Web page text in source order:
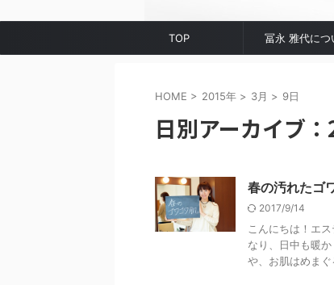
TOP 冨永 雅代につ
HOME > 2015年 > 3月 > 9日
日別アーカイブ
春の汚れたゴ
2017/9/14
こんにちは！エ
なり、日中も暖
や、お肌はめま